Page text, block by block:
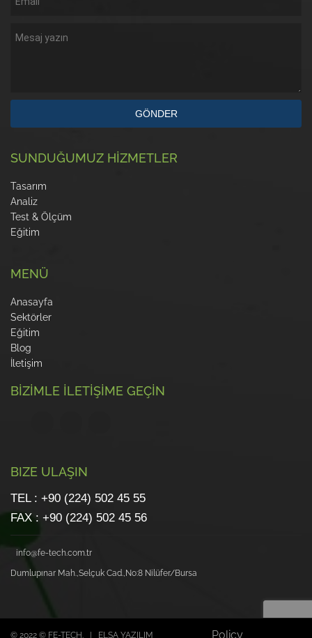
GÖNDER
SUNDUĞUMUZ HİZMETLER
Tasarım
Analiz
Test & Ölçüm
Eğitim
MENÜ
Anasayfa
Sektörler
Eğitim
Blog
İletişim
BİZİMLE İLETİŞİME GEÇİN
BIZE ULAŞIN
TEL : +90 (224) 502 45 55
FAX : +90 (224) 502 45 56
info@fe-tech.com.tr
Dumlupınar Mah.,Selçuk Cad.,No:8 Nilüfer/Bursa
© 2022 © FE-TECH. | ELSA YAZILIM Policy